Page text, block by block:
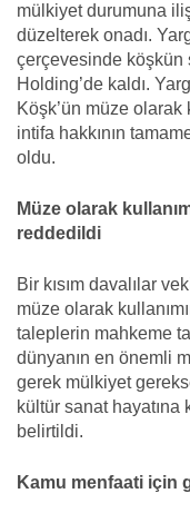
mülkiyet durumuna
düzelterek onadı.
çerçevesinde köşkün
Holding’de kaldı.
Köşk’ün müze olarak
intifa hakkının
oldu.
Müze olarak
reddedildi
Bir kısım davalılar
müze olarak
taleplerin mahkeme
dünyanın en önemli
gerek mülkiyet
kültür sanat hayatına
belirtildi.
Kamu menfaati için